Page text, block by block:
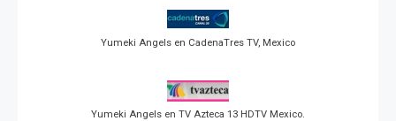
Yumeki Angels en CadenaTres TV, Mexico
Yumeki Angels en TV Azteca 13 HDTV Mexico.